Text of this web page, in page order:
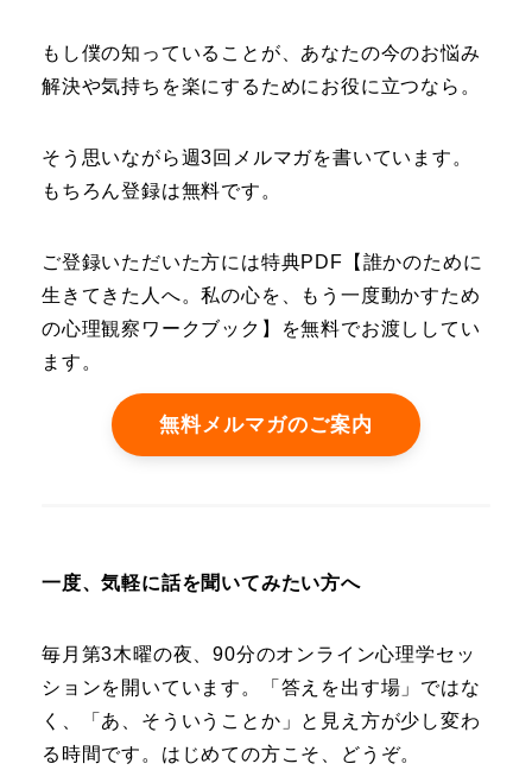
もし僕の知っていることが、あなたの今のお悩み
解決や気持ちを楽にするためにお役に立つなら。
そう思いながら週3回メルマガを書いています。
もちろん登録は無料です。
ご登録いただいた方には特典PDF【誰かのために
生きてきた人へ。私の心を、もう一度動かすため
の心理観察ワークブック】を無料でお渡ししてい
ます。
無料メルマガのご案内
一度、気軽に話を聞いてみたい方へ
毎月第3木曜の夜、90分のオンライン心理学セッ
ションを開いています。「答えを出す場」ではな
く、「あ、そういうことか」と見え方が少し変わ
る時間です。はじめての方こそ、どうぞ。